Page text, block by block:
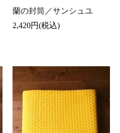
蘭の封筒／サンシュユ
2,420円(税込)